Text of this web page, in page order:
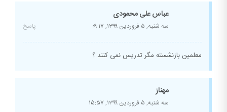
عباس علی محمودی
سه شنبه, ۵ فروردین ۱۳۹۹, ۰۹:۱۷ پاسخ
معلمین بازنشسته مگر تدریس نمی کنند ؟
مهناز
سه شنبه, ۵ فروردین ۱۳۹۹, ۱۵:۵۷